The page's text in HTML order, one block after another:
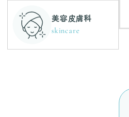
美容皮膚科
skincare